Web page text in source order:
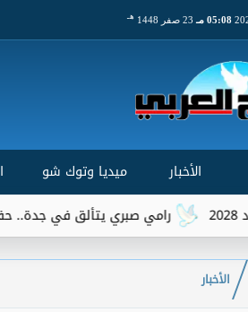
05:08 مـ 23 صفر 1448 هـ
الأخبار ميديا وتوك شو
رامي صبري يتألق في جدة.. حفل جماهيري
الأخبار